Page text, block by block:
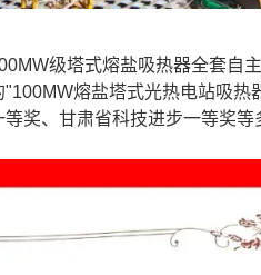
级塔式熔盐吸热器全套自主
熔盐塔式光热电站吸
奖、甘肃省科技进步一等奖等